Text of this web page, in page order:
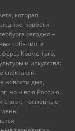
которая
новости
сегодня –
события и
Кроме того,
и искусства:
спектакли.
новости дня,
но и всю Россию.
спорт, – основные